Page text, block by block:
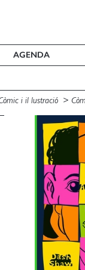
AGENDA
i il lustració